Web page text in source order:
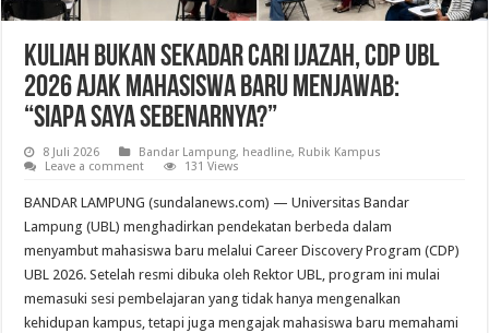
Kuliah Bukan Sekadar Cari Ijazah, CDP UBL
2026 Ajak Mahasiswa Baru Menjawab:
“Siapa Saya Sebenarnya?”
8 Juli 2026 Bandar Lampung, headline, Rubik Kampus
Leave a comment
131 Views
BANDAR LAMPUNG (sundalanews.com) — Universitas Bandar
Lampung (UBL) menghadirkan pendekatan berbeda dalam
menyambut mahasiswa baru melalui Career Discovery Program (CDP)
UBL 2026. Setelah resmi dibuka oleh Rektor UBL, program ini mulai
memasuki sesi pembelajaran yang tidak hanya mengenalkan
kehidupan kampus, tetapi juga mengajak mahasiswa baru memahami